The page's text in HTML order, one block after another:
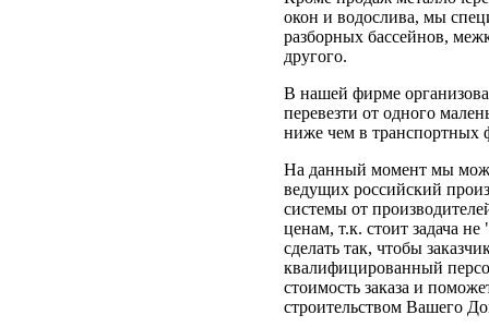
окон и водослива, мы
разборных бассейнов,
другого.
В нашей фирме
перевезти от одного
ниже чем в транспортных
На данный момент мы
ведущих российский
системы от
ценам, т.к. стоит задача
сделать так, чтобы
квалифицированный
стоимость заказа и
строительством Вашего